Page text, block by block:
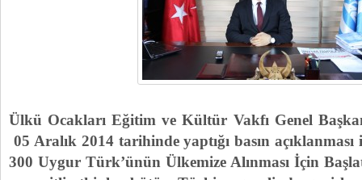
Ülkü Ocakları Eğitim ve Kültür Vakfı Genel
05 Aralık 2014 tarihinde yaptığı basın
300 Uygur Türk’ünün Ülkemize Alınması İçin